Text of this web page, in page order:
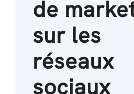
de
sur les
réseaux
sociaux